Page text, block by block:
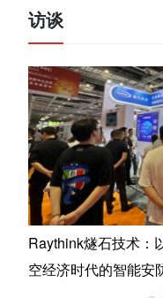
访谈
Raythink燧石技术：
空经济时代的智能安